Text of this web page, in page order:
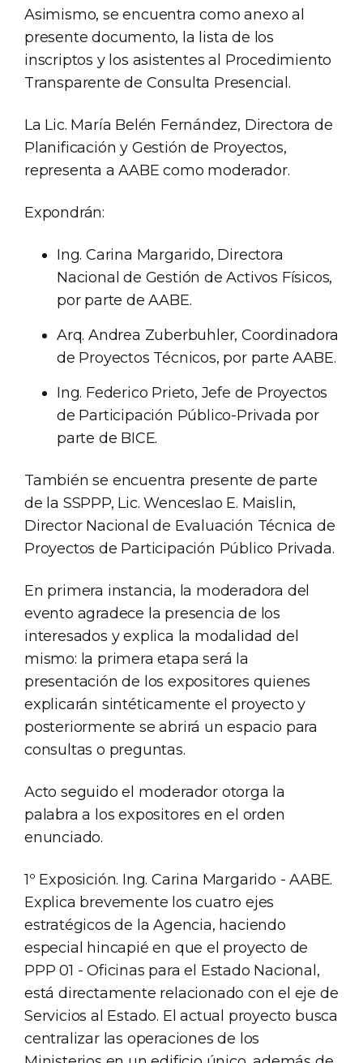
Asimismo, se encuentra como anexo al
presente documento, la lista de los
inscriptos y los asistentes al Procedimiento
Transparente de Consulta Presencial.
La Lic. María Belén Fernández, Directora de
Planificación y Gestión de Proyectos,
representa a AABE como moderador.
Expondrán:
Ing. Carina Margarido, Directora
Nacional de Gestión de Activos Físicos,
por parte de AABE.
Arq. Andrea Zuberbuhler, Coordinadora
de Proyectos Técnicos, por parte AABE.
Ing. Federico Prieto, Jefe de Proyectos
de Participación Público-Privada por
parte de BICE.
También se encuentra presente de parte
de la SSPPP, Lic. Wenceslao E. Maislin,
Director Nacional de Evaluación Técnica de
Proyectos de Participación Público Privada.
En primera instancia, la moderadora del
evento agradece la presencia de los
interesados y explica la modalidad del
mismo: la primera etapa será la
presentación de los expositores quienes
explicarán sintéticamente el proyecto y
posteriormente se abrirá un espacio para
consultas o preguntas.
Acto seguido el moderador otorga la
palabra a los expositores en el orden
enunciado.
1º Exposición. Ing. Carina Margarido - AABE.
Explica brevemente los cuatro ejes
estratégicos de la Agencia, haciendo
especial hincapié en que el proyecto de
PPP 01 - Oficinas para el Estado Nacional,
está directamente relacionado con el eje de
Servicios al Estado. El actual proyecto busca
centralizar las operaciones de los